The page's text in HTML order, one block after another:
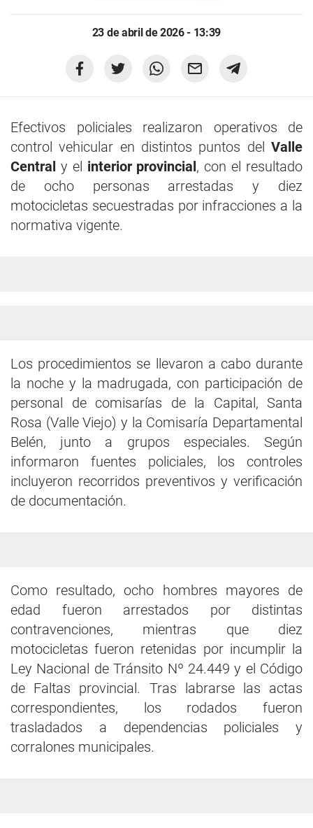
23 de abril de 2026 - 13:39
Efectivos policiales realizaron operativos de
control vehicular en distintos puntos del Valle
Central y el interior provincial , con el resultado
de ocho personas arrestadas y diez
motocicletas secuestradas por infracciones a la
normativa vigente.
Los procedimientos se llevaron a cabo durante
la noche y la madrugada, con participación de
personal de comisarías de la Capital, Santa
Rosa (Valle Viejo) y la Comisaría Departamental
Belén, junto a grupos especiales. Según
informaron fuentes policiales, los controles
incluyeron recorridos preventivos y verificación
de documentación.
Como resultado, ocho hombres mayores de
edad fueron arrestados por distintas
contravenciones, mientras que diez
motocicletas fueron retenidas por incumplir la
Ley Nacional de Tránsito Nº 24.449 y el Código
de Faltas provincial. Tras labrarse las actas
correspondientes, los rodados fueron
trasladados a dependencias policiales y
corralones municipales.